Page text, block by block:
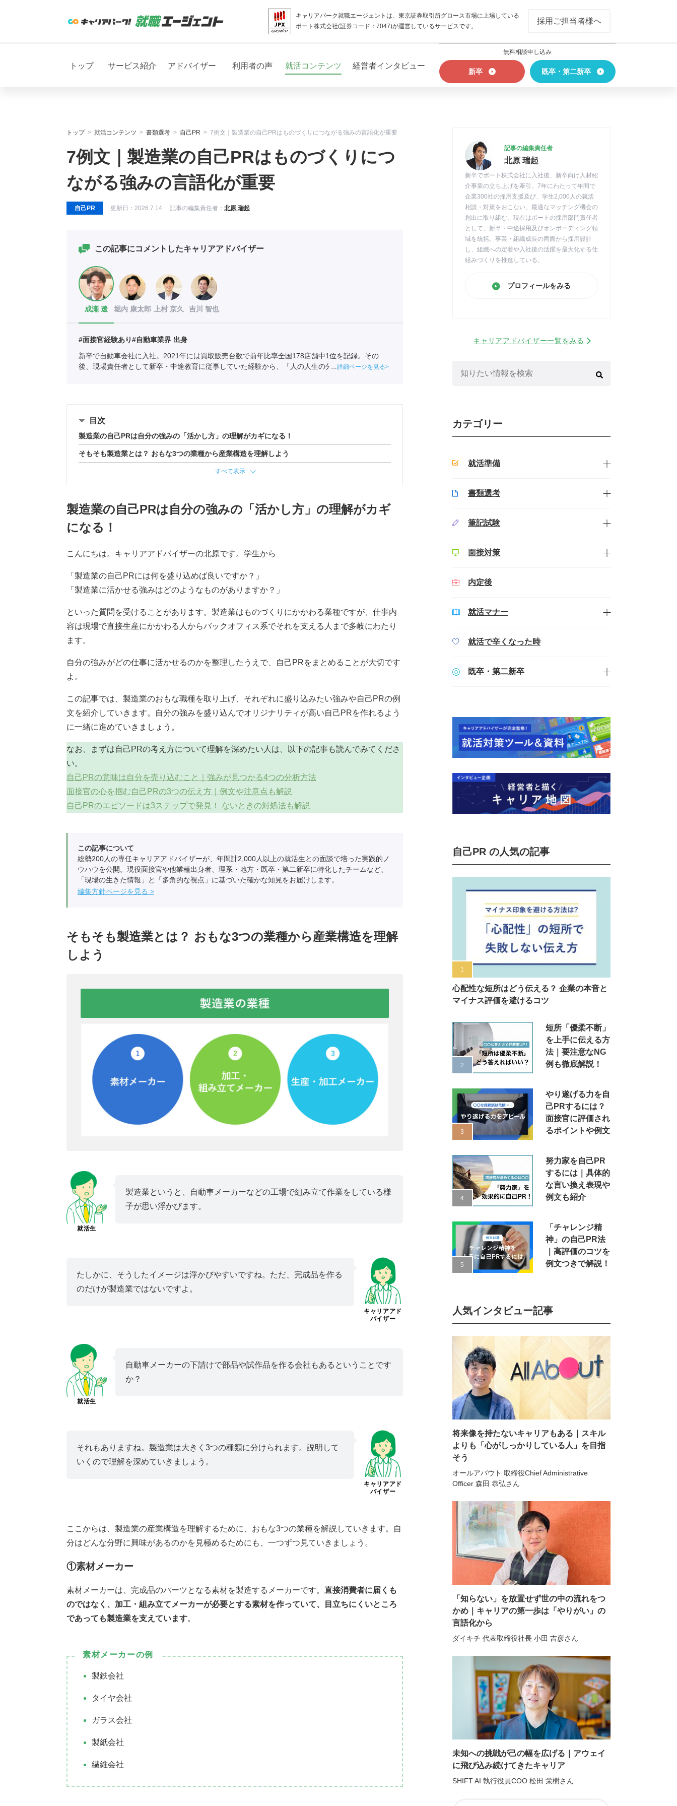
キャリアパーク就職エージェントは、東京証券取引所グロース市場に上場している
ポート株式会社(証券コード：7047)が運営しているサービスです。
採用ご担当者様へ
トップ サービス紹介 アドバイザー 利用者の声 就活コンテンツ 経営者インタビュー
無料相談申し込み
新卒 既卒・第二新卒
トップ 就活コンテンツ 書類選考 自己PR 7例文｜製造業の自己PRはものづくりにつながる強みの言語化が重要
7例文｜製造業の自己PRはものづくりにつ
ながる強みの言語化が重要
自己PR 更新日： 2026.7.14 記事の編集責任者： 北原 瑞起
この記事にコメントしたキャリアアドバイザー
成瀬 遼 堀内 康太郎 上村 京久 吉川 智也
#面接官経験あり#自動車業界 出身
新卒で自動車会社に入社。2021年には買取販売台数で前年比率全国178店舗中1位を記録。その
後、現場責任者として新卒・中途教育に従事していた経験から、「人の人生の分岐点によりかかわ
詳細ページを見る
目次
製造業の自己PRは自分の強みの「活かし方」の理解がカギになる！
そもそも製造業とは？ おもな3つの業種から産業構造を理解しよう
すべて表示
製造業の自己PRは自分の強みの「活かし方」の理解がカギ
になる！
こんにちは。キャリアアドバイザーの北原です。学生から
「製造業の自己PRには何を盛り込めば良いですか？」
「製造業に活かせる強みはどのようなものがありますか？」
といった質問を受けることがあります。製造業はものづくりにかかわる業種ですが、仕事内
容は現場で直接生産にかかわる人からバックオフィス系でそれを支える人まで多岐にわたり
ます。
自分の強みがどの仕事に活かせるのかを整理したうえで、自己PRをまとめることが大切です
よ。
この記事では、製造業のおもな職種を取り上げ、それぞれに盛り込みたい強みや自己PRの例
文を紹介していきます。自分の強みを盛り込んでオリジナリティが高い自己PRを作れるよう
に一緒に進めていきましょう。
なお、まずは自己PRの考え方について理解を深めたい人は、以下の記事も読んでみてくださ
い。
自己PRの意味は自分を売り込むこと｜強みが見つかる4つの分析方法
面接官の心を掴む自己PRの3つの伝え方｜例文や注意点も解説
自己PRのエピソードは3ステップで発見！ ないときの対処法も解説
この記事について
総勢200人の専任キャリアアドバイザーが、年間計2,000人以上の就活生との面談で培った実践的ノ
ウハウを公開。現役面接官や他業種出身者、理系・地方・既卒・第二新卒に特化したチームなど、
「現場の生きた情報」と「多角的な視点」に基づいた確かな知見をお届けします。
編集方針ページを見る
そもそも製造業とは？ おもな3つの業種から産業構造を理解
しよう
就活生
製造業というと、自動車メーカーなどの工場で組み立て作業をしている様
子が思い浮かびます。
キャリアアド
バイザー
たしかに、そうしたイメージは浮かびやすいですね。ただ、完成品を作る
のだけが製造業ではないですよ。
就活生
自動車メーカーの下請けで部品や試作品を作る会社もあるということです
か？
キャリアアド
バイザー
それもありますね。製造業は大きく3つの種類に分けられます。説明して
いくので理解を深めていきましょう。
ここからは、製造業の産業構造を理解するために、おもな3つの業種を解説していきます。自
分はどんな分野に興味があるのかを見極めるためにも、一つずつ見ていきましょう。
①素材メーカー
素材メーカーは、完成品のパーツとなる素材を製造するメーカーです。 直接消費者に届くも
のではなく、加工・組み立てメーカーが必要とする素材を作っていて、目立ちにくいところ
であっても製造業を支えています。
素材メーカーの例
製鉄会社
タイヤ会社
ガラス会社
製紙会社
繊維会社
記事の編集責任者
北原 瑞起
新卒でポート株式会社に入社後、新卒向け人材紹
介事業の立ち上げを牽引。7年にわたって年間で
企業300社の採用支援及び、学生2,000人の就活
相談・対策をおこない、最適なマッチング機会の
創出に取り組む。現在はポートの採用部門責任者
として、新卒・中途採用及びオンボーディング領
域を統括。事業・組織成長の両面から採用設計
し、組織への定着や入社後の活躍を最大化する仕
組みづくりを推進している。
プロフィールをみる
キャリアアドバイザー一覧をみる
カテゴリー
就活準備
書類選考
筆記試験
面接対策
内定後
就活マナー
就活で辛くなった時
既卒・第二新卒
自己PR の人気の記事
心配性な短所はどう伝える？ 企業の本音と
マイナス評価を避けるコツ
短所「優柔不断」
を上手に伝える方
法｜要注意なNG
例も徹底解説！
やり遂げる力を自
己PRするには？
面接官に評価され
るポイントや例文
努力家を自己PR
するには｜具体的
な言い換え表現や
例文も紹介
「チャレンジ精
神」の自己PR法
｜高評価のコツを
例文つきで解説！
人気インタビュー記事
将来像を持たないキャリアもある｜スキル
よりも「心がしっかりしている人」を目指
そう
オールアバウト 取締役Chief Administrative
Officer 森田 恭弘さん
「知らない」を放置せず世の中の流れをつ
かめ｜キャリアの第一歩は「やりがい」の
言語化から
ダイキチ 代表取締役社長 小田 吉彦さん
未知への挑戦が己の幅を広げる｜アウェイ
に飛び込み続けてきたキャリア
SHIFT AI 執行役員COO 松田 栄樹さん